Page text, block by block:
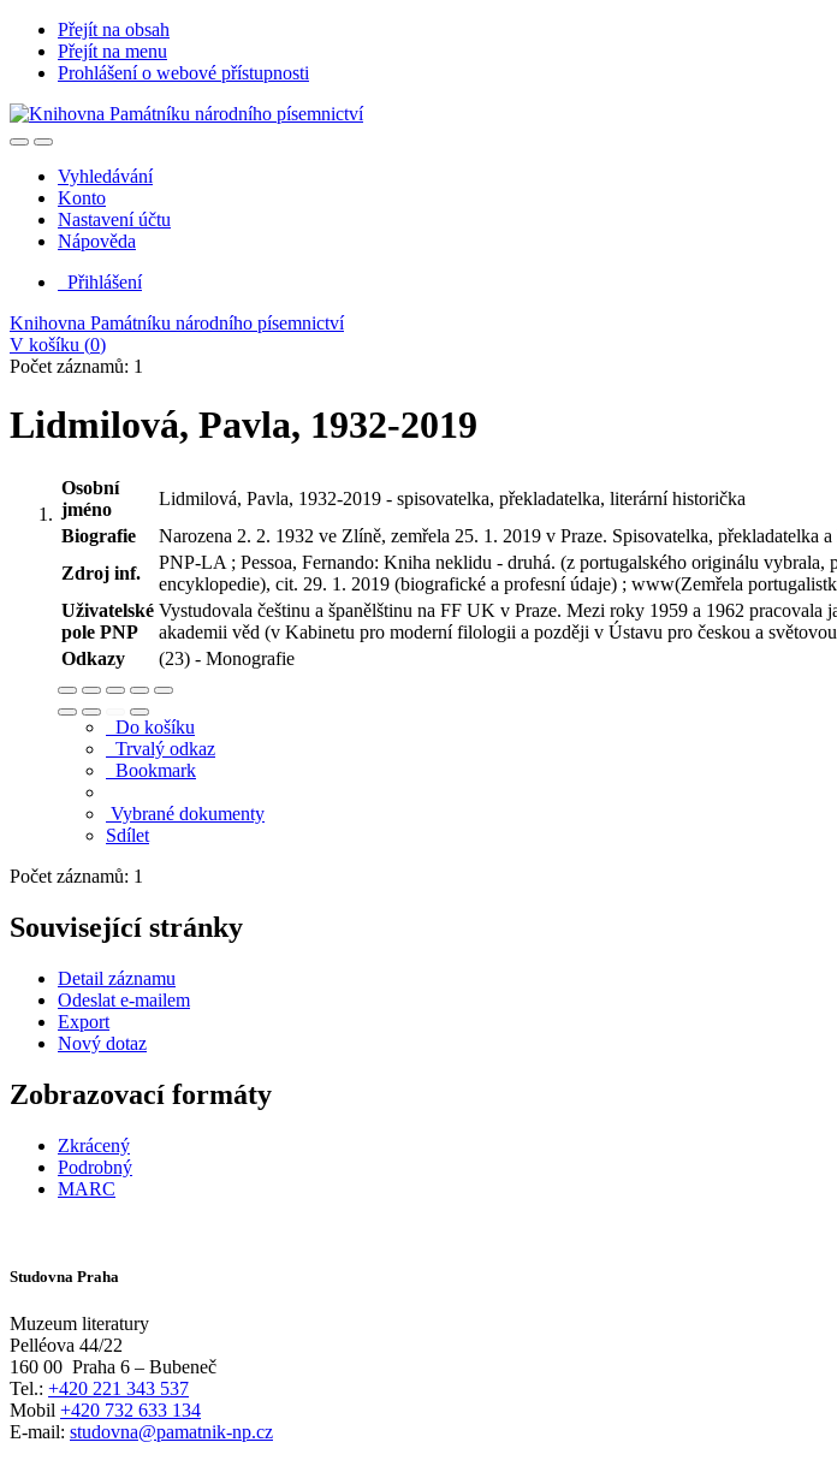
Přejít na obsah
Přejít na menu
Prohlášení o webové přístupnosti
Vyhledávání
Konto
Nastavení účtu
Nápověda
Přihlášení
Knihovna Památníku národního písemnictví
V košíku (0)
Počet záznamů: 1
Lidmilová, Pavla, 1932-2019
Osobní
jméno
Lidmilová, Pavla, 1932-2019 - spisovatelka, překladatelka, literární historička
Biografie
Narozena 2. 2. 1932 ve Zlíně, zemřela 25. 1. 2019 v Praze. Spisovatelka, překladatelka
Zdroj inf.
PNP-LA ; Pessoa, Fernando: Kniha neklidu - druhá. (z portugalského originálu
encyklopedie), cit. 29. 1. 2019 (biografické a profesní údaje) ; www(Zemřela
Uživatelské
pole PNP
Vystudovala češtinu a španělštinu na FF UK v Praze. Mezi roky 1959 a 1962
akademii věd (v Kabinetu pro moderní filologii a později v Ústavu pro českou a
Odkazy
(23) - Monografie
Do košíku
Trvalý odkaz
Bookmark
Vybrané dokumenty
Sdílet
Počet záznamů: 1
Související stránky
Detail záznamu
Odeslat e-mailem
Export
Nový dotaz
Zobrazovací formáty
Zkrácený
Podrobný
MARC
Studovna Praha
Muzeum literatury
Pelléova 44/22
160 00 Praha 6 – Bubeneč
Tel.: +420 221 343 537
Mobil +420 732 633 134
E-mail: studovna@pamatnik-np.cz